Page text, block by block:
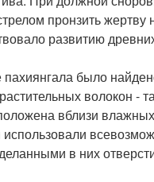
пронзить
развитию
было
волокон -
вблизи
использовали
в них